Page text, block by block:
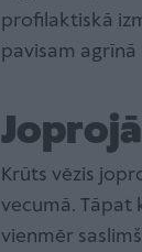
profilaktiskā
pavisam agrīnā
Krūts vēzis
vecumā. Tāpat
vienmēr